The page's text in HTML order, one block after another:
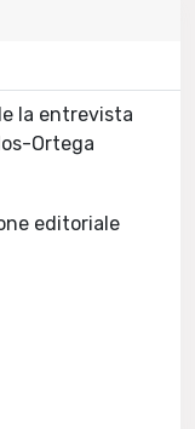
la entrevista
Ortega
editoriale